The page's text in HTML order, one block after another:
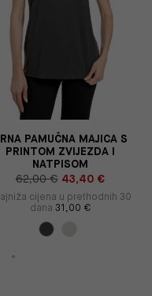
PAMUČNA MAJICA S
PRINTOM ZVIJEZDA I
NATPISOM
62,00 € 43,40 €
cijena u prethodnih 30
dana 31,00 €